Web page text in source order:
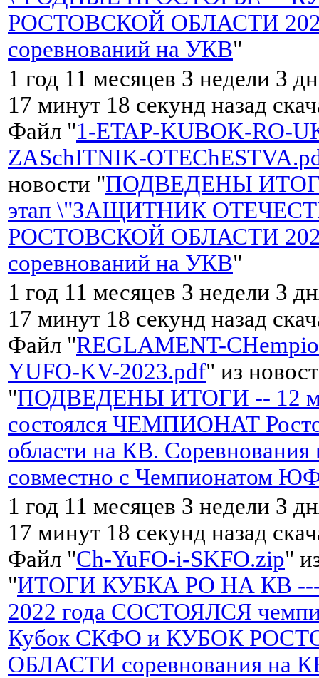
РОСТОВСКОЙ ОБЛАСТИ
соревнований на УКВ"
1 год 11 месяцев 3 недели 3
17 минут 18 секунд назад
Файл "1-ETAP-KUBOK-RO-
ZASchITNIK-
новости "ПОДВЕДЕНЫ
этап \"ЗАЩИТНИК
РОСТОВСКОЙ ОБЛАСТИ
соревнований на УКВ"
1 год 11 месяцев 3 недели 3
17 минут 18 секунд назад
Файл "REGLAMENT-
YUFO-KV-2023.pdf" из
"ПОДВЕДЕНЫ ИТОГИ -- 12
состоялся ЧЕМПИОНАТ
области на КВ. Соревнования
совместно с Чемпионатом
1 год 11 месяцев 3 недели 3
17 минут 18 секунд назад
Файл "Ch-YuFO-i-SKFO.zip"
"ИТОГИ КУБКА РО НА КВ ---
2022 года СОСТОЯЛСЯ
Кубок СКФО и КУБОК
ОБЛАСТИ соревнования на